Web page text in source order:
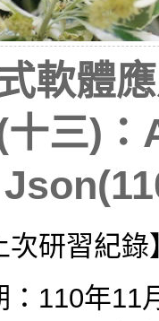
軟體
十三)
次研習紀錄
：110年11